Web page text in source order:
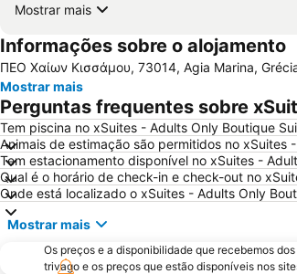
Mostrar mais
Informações sobre o alojamento
ΠΕΟ Χαίων Κισσάμου, 73014, Agia Marina,
Mostrar mais
Perguntas frequentes sobre
Tem piscina no xSuites - Adults Only Boutique
Animais de estimação são permitidos no
Tem estacionamento disponível no xSuites -
Qual é o horário de check-in e check-out no
Onde está localizado o xSuites - Adults Only
Mostrar mais
Os preços e a disponibilidade que recebemos
trivago e os preços que estão disponíveis nos